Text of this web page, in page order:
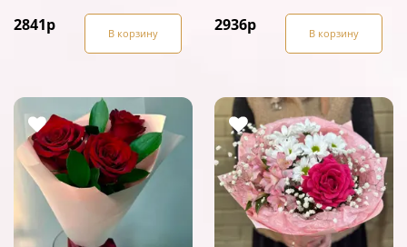
2841р В корзину 2936р В корзину